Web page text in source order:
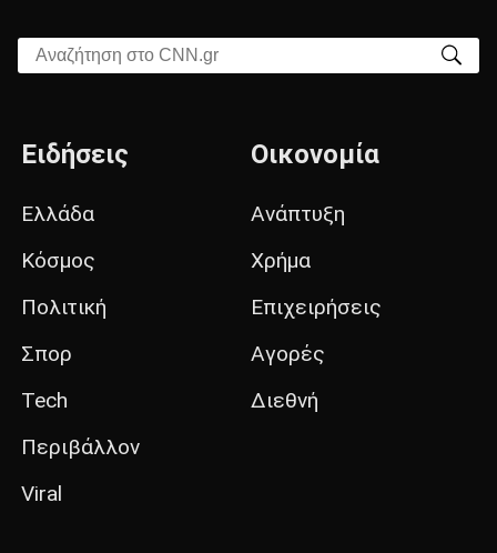
Αναζήτηση στο CNN.gr
Ειδήσεις
Ελλάδα
Κόσμος
Πολιτική
Σπορ
Tech
Περιβάλλον
Viral
Οικονομία
Ανάπτυξη
Χρήμα
Επιχειρήσεις
Αγορές
Διεθνή